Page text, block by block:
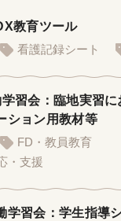
教育ツール
看護記録シート
習会：臨地実習
ション用教材等
FD・教員教育
・支援
学習会：学生指導